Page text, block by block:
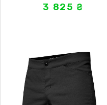
3 825 ₴